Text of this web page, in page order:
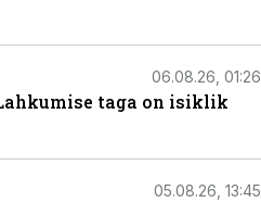
06.08.26, 01:26
taga on isiklik
05.08.26, 13:45